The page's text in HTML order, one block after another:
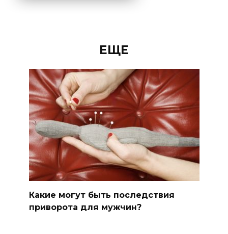
ЕЩЕ
Какие могут быть последствия
приворота для мужчин?